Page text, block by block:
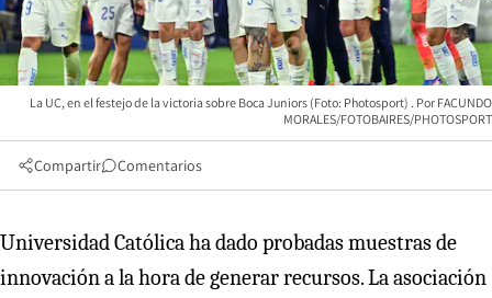
La UC, en el festejo de la victoria sobre Boca Juniors (Foto: Photosport)
FACUNDO
MORALES/FOTOBAIRES/PHOTOSPORT
Compartir Comentarios
Universidad Católica ha dado probadas muestras de
innovación a la hora de generar recursos. La asociación